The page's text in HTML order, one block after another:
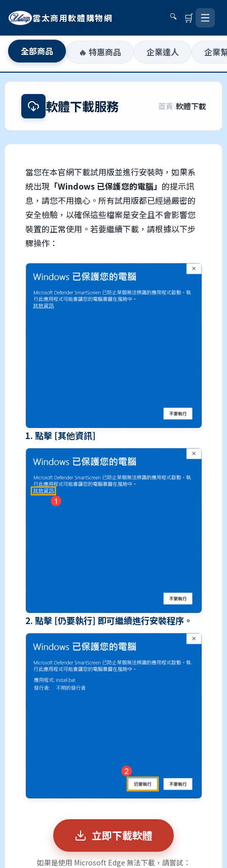
雲太商用軟體購物網 🔍 🛒
全部商品 🔥 特惠商品 企業達人 企業
軟體下載服務 首頁›軟體下載
當您在本官網下載試用版並進行安裝時，如果系
統出現 「Windows 已保護您的電腦」 的提示訊
息，請您不用擔心。所有試用版都已經過嚴密的
安全檢驗，以確保這些檔案是安全且不會影響您
裝置的正常使用。若要繼續下載，請根據以下步
驟操作：
1. 點擊 [其他資訊]
2. 點擊 [仍要執行] 即可繼續進行安裝程序。
立即下載軟體
如果是使用 Microsoft Edge 無法下載，請嘗試：